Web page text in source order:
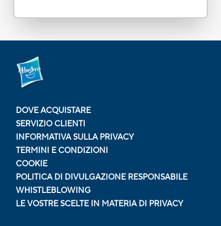
DOVE ACQUISTARE
SERVIZIO CLIENTI
INFORMATIVA SULLA PRIVACY
TERMINI E CONDIZIONI
COOKIE
POLITICA DI DIVULGAZIONE RESPONSABILE
WHISTLEBLOWING
LE VOSTRE SCELTE IN MATERIA DI PRIVACY